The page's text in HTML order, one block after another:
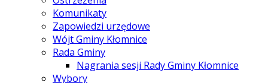
Komunikaty
Zapowiedzi urzędowe
Wójt Gminy Kłomnice
Rada Gminy
Nagrania sesji Rady Gminy Kłomnice
Wybory